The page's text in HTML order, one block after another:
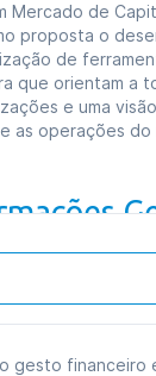
(36h)
360h
Aulas online
Mercado de
proposta o
de
que orientam a
e uma
as operações do
gesto financeiro